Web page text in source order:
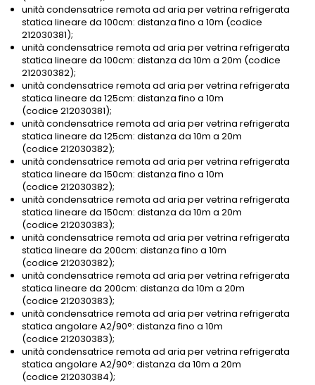
unità condensatrice remota ad aria per vetrina refrigerata
statica lineare da 100cm: distanza fino a 10m (codice
212030381);
unità condensatrice remota ad aria per vetrina refrigerata
statica lineare da 100cm: distanza da 10m a 20m (codice
212030382);
unità condensatrice remota ad aria per vetrina refrigerata
statica lineare da 125cm: distanza fino a 10m
(codice 212030381);
unità condensatrice remota ad aria per vetrina refrigerata
statica lineare da 125cm: distanza da 10m a 20m
(codice 212030382);
unità condensatrice remota ad aria per vetrina refrigerata
statica lineare da 150cm: distanza fino a 10m
(codice 212030382);
unità condensatrice remota ad aria per vetrina refrigerata
statica lineare da 150cm: distanza da 10m a 20m
(codice 212030383);
unità condensatrice remota ad aria per vetrina refrigerata
statica lineare da 200cm: distanza fino a 10m
(codice 212030382);
unità condensatrice remota ad aria per vetrina refrigerata
statica lineare da 200cm: distanza da 10m a 20m
(codice 212030383);
unità condensatrice remota ad aria per vetrina refrigerata
statica angolare A2/90°: distanza fino a 10m
(codice 212030383);
unità condensatrice remota ad aria per vetrina refrigerata
statica angolare A2/90°: distanza da 10m a 20m
(codice 212030384);